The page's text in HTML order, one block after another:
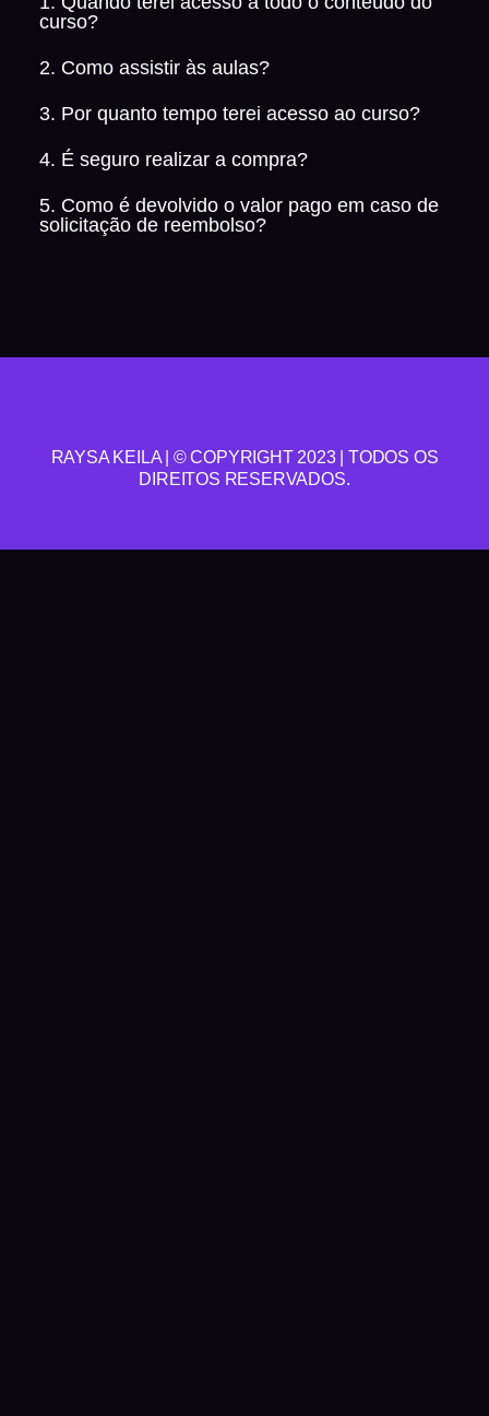
curso?
2. Como assistir às aulas?
3. Por quanto tempo terei acesso ao curso?
4. É seguro realizar a compra?
5. Como é devolvido o valor pago em caso de
solicitação de reembolso?
RAYSA KEILA | © COPYRIGHT 2023 | TODOS OS
DIREITOS RESERVADOS.